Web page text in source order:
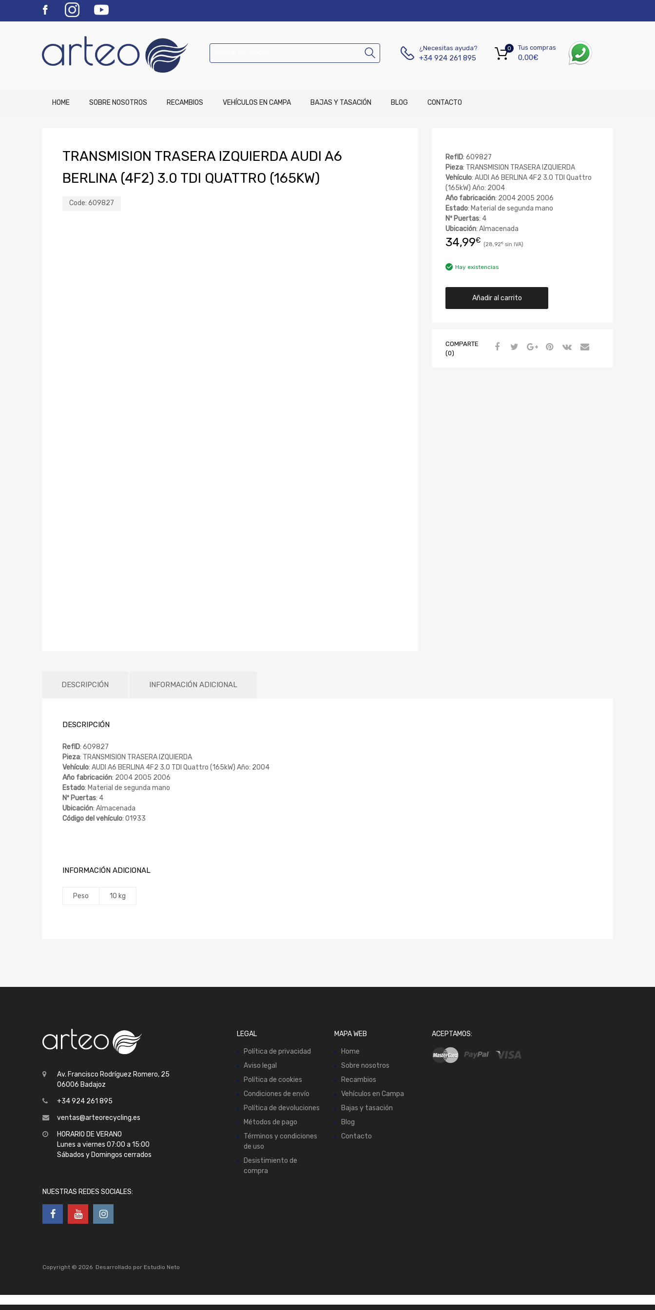
¿Necesitas ayuda?
+34 924 261 895
Tus compras
0,00€
0
HOME SOBRE NOSOTROS RECAMBIOS VEHÍCULOS EN CAMPA BAJAS Y TASACIÓN BLOG CONTACTO
TRANSMISION TRASERA IZQUIERDA AUDI A6
BERLINA (4F2) 3.0 TDI QUATTRO (165KW)
Code: 609827
RefID: 609827
Pieza: TRANSMISION TRASERA IZQUIERDA
Vehículo: AUDI A6 BERLINA 4F2 3.0 TDI Quattro
(165kW) Año: 2004
Año fabricación: 2004 2005 2006
Estado: Material de segunda mano
Nº Puertas: 4
Ubicación: Almacenada
34,99€ 28,92€
Hay existencias
Añadir al carrito
COMPARTE
(0)
DESCRIPCIÓN INFORMACIÓN ADICIONAL
DESCRIPCIÓN
RefID: 609827
Pieza: TRANSMISION TRASERA IZQUIERDA
Vehículo: AUDI A6 BERLINA 4F2 3.0 TDI Quattro (165kW) Año: 2004
Año fabricación: 2004 2005 2006
Estado: Material de segunda mano
Nº Puertas: 4
Ubicación: Almacenada
Código del vehículo: 01933
INFORMACIÓN ADICIONAL
Peso 10 kg
Av. Francisco Rodríguez Romero, 25
06006 Badajoz
+34 924 261 895
ventas@arteorecycling.es
HORARIO DE VERANO
Lunes a viernes 07:00 a 15:00
Sábados y Domingos cerrados
NUESTRAS REDES SOCIALES:
LEGAL
Política de privacidad
Aviso legal
Política de cookies
Condiciones de envío
Política de devoluciones
Métodos de pago
Términos y condiciones
de uso
Desistimiento de
compra
MAPA WEB
Home
Sobre nosotros
Recambios
Vehículos en Campa
Bajas y tasación
Blog
Contacto
ACEPTAMOS:
Copyright © 2026 Desarrollado por Estudio Neto